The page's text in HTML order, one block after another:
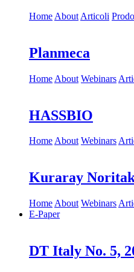
Home About Articoli
Planmeca
Home About Webinars
HASSBIO
HomeAbout Webinars
Kuraray
Home About Webinars
E-Paper
DT Italy No. 5,